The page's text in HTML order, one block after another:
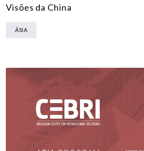
Visões da China
ÁSIA